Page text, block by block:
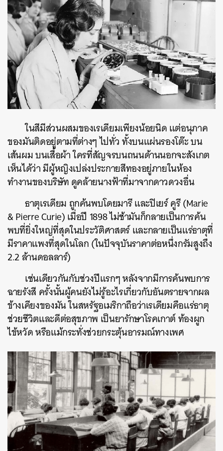
ในสีมีส่วนผสมของเรเดียมเพียงน้อยนิด แต่อนุภาค
ของมันติดอยู่ตามที่ต่างๆ ไปทั่ว ทั้งบนแผ่นรองโต๊ะ บน
เส้นผม บนเสื้อผ้า ใครที่สัญจรบนถนนด้านนอกจะสังเกต
เห็นได้ว่า มีผู้หญิงเปล่งประกายสีทองอยู่ภายในห้อง
ทำงานของบริษัท ดูคล้ายนางฟ้าที่มาจากดาวดวงอื่น
ธาตุเรเดียม ถูกค้นพบโดยมารี และปิเยร์ คูรี (Marie
& Pierre Curie) เมื่อปี 1898 ไม่ช้ามันก็กลายเป็นการค้น
พบที่ยิ่งใหญ่ที่สุดในประวัติศาสตร์ และกลายเป็นแร่ธาตุที่
มีราคาแพงที่สุดในโลก (ในปัจจุบันราคาต่อหนึ่งกรัมสูงถึง
2.2 ล้านดอลลาร์)
เช่นเดียวกันกับช่วงปีแรกๆ หลังจากมีการค้นพบการ
ฉายรังสี ครั้งนั้นผู้คนยังไม่รู้อะไรเกี่ยวกับอันตรายจากผล
ข้างเคียงของมัน ในสหรัฐอเมริกาถือว่าเรเดียมคือแร่ธาตุ
ช่วยชีวิตและดีต่อสุขภาพ เป็นยารักษาโรคเกาต์ ท้องผูก
ไข้หวัด หรือแม้กระทั่งช่วยกระตุ้นอารมณ์ทางเพศ